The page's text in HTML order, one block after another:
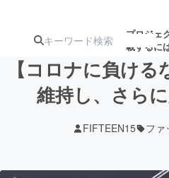
プロジェ
載するに
ターン
ジェクト
【コロナに負け
維持し、さら
FIFTEEN15 ファ